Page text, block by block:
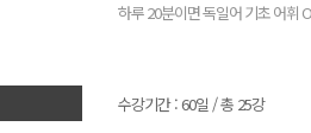
하루 20분이면 독일어 기초 어휘
수강기간 : 60일 / 총 25강